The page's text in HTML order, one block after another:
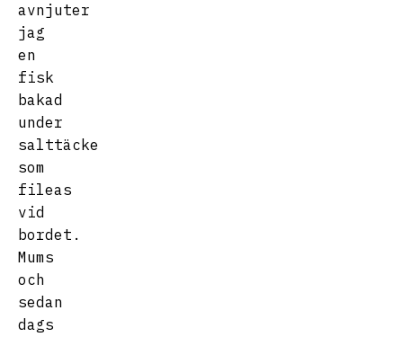
avnjuter
jag
en
fisk
bakad
under
salttäcke
som
fileas
vid
bordet.
Mums
och
sedan
dags